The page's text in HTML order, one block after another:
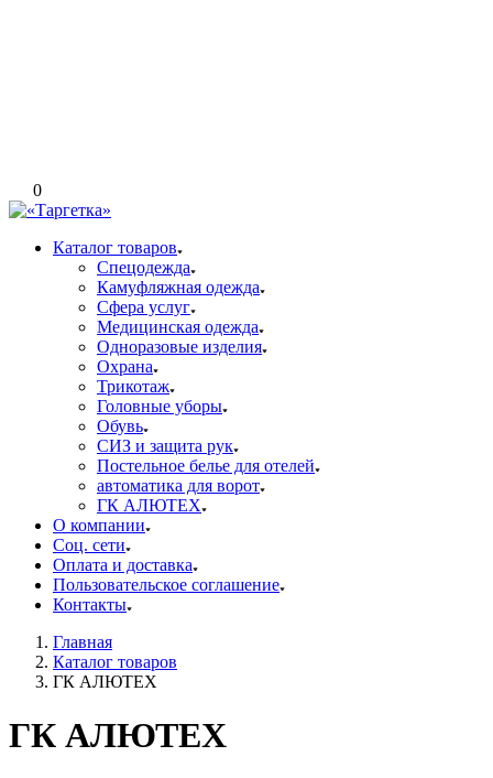
0
Каталог товаров
Спецодежда
Камуфляжная одежда
Сфера услуг
Медицинская одежда
Одноразовые изделия
Охрана
Трикотаж
Головные уборы
Обувь
СИЗ и защита рук
Постельное белье для отелей
автоматика для ворот
ГК АЛЮТЕХ
О компании
Соц. сети
Оплата и доставка
Пользовательское соглашение
Контакты
Главная
Каталог товаров
ГК АЛЮТЕХ
ГК АЛЮТЕХ